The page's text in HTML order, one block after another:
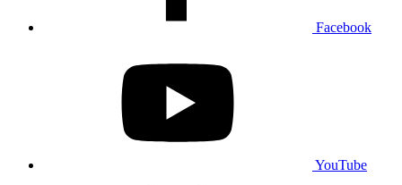
Facebook
YouTube